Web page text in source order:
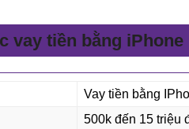
vay tiền bằng iPhone
Vay tiền bằng
500k đến 15 triệu